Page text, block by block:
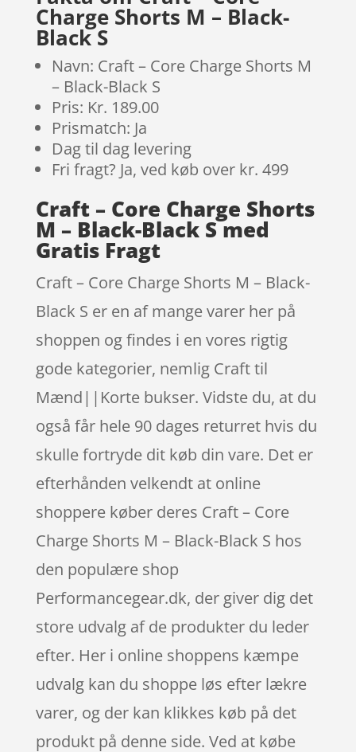
Charge Shorts M – Black-
Black S
Navn: Craft – Core Charge Shorts M
– Black-Black S
Pris: Kr. 189.00
Prismatch: Ja
Dag til dag levering
Fri fragt? Ja, ved køb over kr. 499
Craft – Core Charge Shorts
M – Black-Black S med
Gratis Fragt
Craft – Core Charge Shorts M – Black-
Black S er en af mange varer her på
shoppen og findes i en vores rigtig
gode kategorier, nemlig Craft til
Mænd||Korte bukser. Vidste du, at du
også får hele 90 dages returret hvis du
skulle fortryde dit køb din vare. Det er
efterhånden velkendt at online
shoppere køber deres Craft – Core
Charge Shorts M – Black-Black S hos
den populære shop
Performancegear.dk, der giver dig det
store udvalg af de produkter du leder
efter. Her i online shoppens kæmpe
udvalg kan du shoppe løs efter lækre
varer, og der kan klikkes køb på det
produkt på denne side. Ved at købe